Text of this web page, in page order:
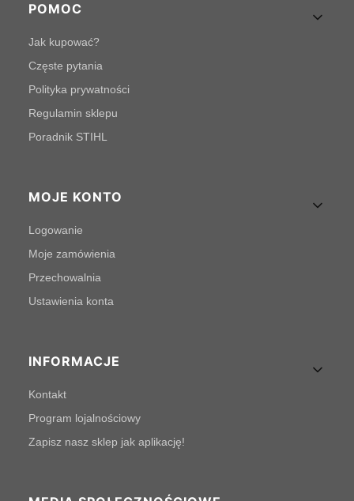
POMOC
Jak kupować?
Częste pytania
Polityka prywatności
Regulamin sklepu
Poradnik STIHL
MOJE KONTO
Logowanie
Moje zamówienia
Przechowalnia
Ustawienia konta
INFORMACJE
Kontakt
Program lojalnościowy
Zapisz nasz sklep jak aplikację!